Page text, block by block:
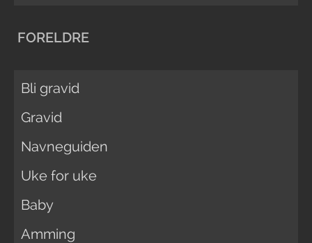
FORELDRE
Bli gravid
Gravid
Navneguiden
Uke for uke
Baby
Amming